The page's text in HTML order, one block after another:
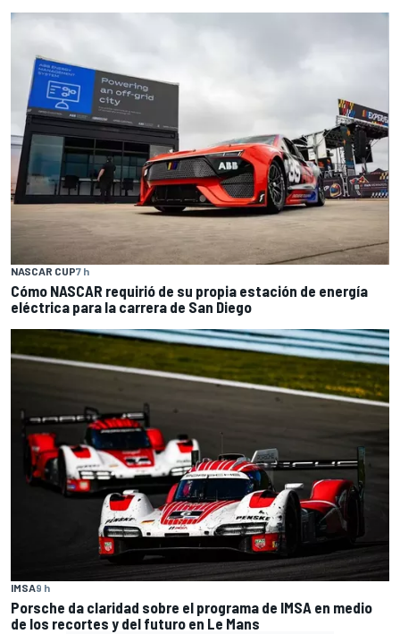
NASCAR CUP7 h
Cómo NASCAR requirió de su propia estación de energía
eléctrica para la carrera de San Diego
IMSA9 h
Porsche da claridad sobre el programa de IMSA en medio
de los recortes y del futuro en Le Mans